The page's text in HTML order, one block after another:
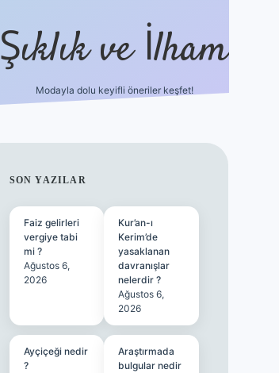
Şıklık ve İlham
Modayla dolu keyifli öneriler keşfet!
SIDEBAR
SON YAZILAR
Faiz gelirleri
vergiye tabi
mi ?
Ağustos 6,
2026
Kur’an-ı
Kerim’de
yasaklanan
davranışlar
nelerdir ?
Ağustos 6,
2026
Ayçiçeği nedir
?
Araştırmada
bulgular nedir
https://ilbetgir.net/